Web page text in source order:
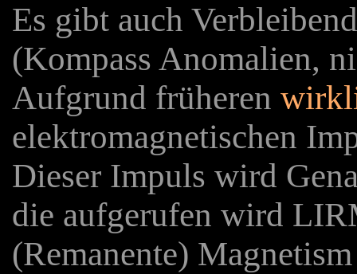
Es gibt auch
(Kompass Anomalien,
Aufgrund früheren
elektromagnetischen
Dieser Impuls wird
die aufgerufen wird
(Remanente) Magnetism